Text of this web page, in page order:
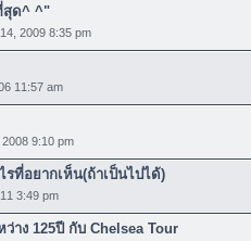
สุด^ ^"
2009 8:35 pm
11:57 am
9:10 pm
รที่อยากเห็น(ถ้าเป็นไปได้)
3:49 pm
าง 125ปี กับ Chelsea Tour